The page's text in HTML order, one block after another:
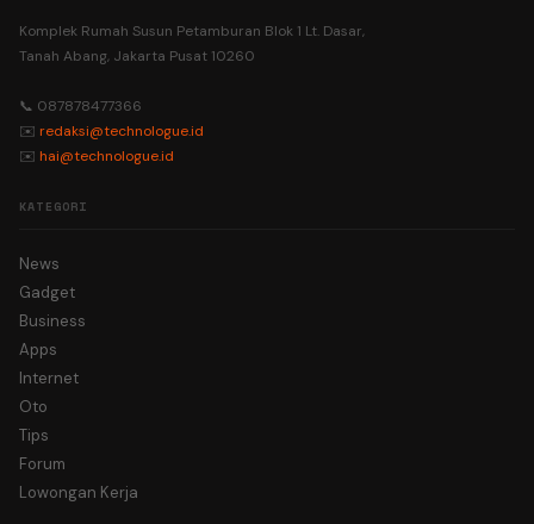
Komplek Rumah Susun Petamburan Blok 1 Lt. Dasar,
Tanah Abang, Jakarta Pusat 10260
📞 087878477366
✉️ redaksi@technologue.id
✉️ hai@technologue.id
KATEGORI
News
Gadget
Business
Apps
Internet
Oto
Tips
Forum
Lowongan Kerja